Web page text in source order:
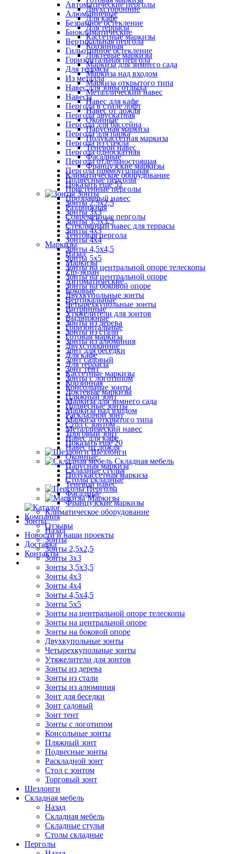
Двухсторонние
Для кафе
Для террасы
Кассетные маркизы
Корзинная
Локтевые маркизы
Маркиза для зимнего сада
Маркиза над входом
Маркиза открытого типа
Металлический навес
Навес для кафе
Навес от дождя
Оконные
Парусная маркиза
Полукассетная маркиза
Теневой навес
Фасадные
Французские маркизы
Климатическое оборудование
Показать ещё 52
Зонты
Зонты 2,5х2,5
Зонты 3х3
Зонты 3,5х3,5
Зонты 4х3
Зонты 4х4
Зонты 4,5х4,5
Зонты 5х5
Зонты на центральной опоре телескопы
Зонты на центральной опоре
Зонты на боковой опоре
Двухкупольные зонты
Четырехкупольные зонты
Утяжелители для зонтов
Зонты из дерева
Зонты из стали
Зонты из алюминия
Зонт для беседки
Зонт садовый
Зонт тент
Зонты с логотипом
Консольные зонты
Пляжный зонт
Подвесные зонты
Раскладной зонт
Стол с зонтом
Торговый зонт
Показать ещё 20
Шезлонги
Складная мебель
Складные стулья
Столы складные
Перголы
Маркизы
Компания
Отзывы
Новости и наши проекты
Доставка
Контакты
Автоматические перголы
Алюминиевые
Безрамное остекление
Биоклиматические
Вертикальная пергола
Гильотинное остекление
Горизонтальная пергола
Для террасы
Из металла
Навес для зоны отдыха
Навесы
Пергола в стиле лофт
Пергола двускатная
Пергола для бассейна
Пергола для парка
Пергола из стекла
Пергола односкатная
Пергола отдельностоящая
Пергола прямоугольная
Подвесные перголы
Пристенные перголы
Прозрачный навес
Раздвижная
Современные перголы
Стеклянный навес для террасы
Тентовая пергола
Маркизы
Назад
Маркизы
Zip-экран
Автоматические
Боковые
Вертикальные
Витринные
Выдвижные
Горизонтальные
Готовая маркиза
Двухсторонние
Для кафе
Для террасы
Кассетные маркизы
Корзинная
Локтевые маркизы
Маркиза для зимнего сада
Маркиза над входом
Маркиза открытого типа
Металлический навес
Навес для кафе
Навес от дождя
Оконные
Парусная маркиза
Полукассетная маркиза
Теневой навес
Фасадные
Французские маркизы
Климатическое оборудование
Зонты
Назад
Зонты
Зонты 2,5х2,5
Зонты 3х3
Зонты 3,5х3,5
Зонты 4х3
Зонты 4х4
Зонты 4,5х4,5
Зонты 5х5
Зонты на центральной опоре телескопы
Зонты на центральной опоре
Зонты на боковой опоре
Двухкупольные зонты
Четырехкупольные зонты
Утяжелители для зонтов
Зонты из дерева
Зонты из стали
Зонты из алюминия
Зонт для беседки
Зонт садовый
Зонт тент
Зонты с логотипом
Консольные зонты
Пляжный зонт
Подвесные зонты
Раскладной зонт
Стол с зонтом
Торговый зонт
Шезлонги
Складная мебель
Назад
Складная мебель
Складные стулья
Столы складные
Перголы